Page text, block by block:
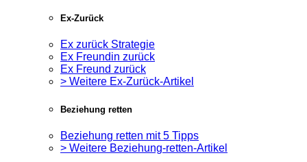
Ex-Zurück
Ex zurück Strategie
Ex Freundin zurück
Ex Freund zurück
> Weitere Ex-Zurück-Artikel
Beziehung retten
Beziehung retten mit 5 Tipps
> Weitere Beziehung-retten-Artikel